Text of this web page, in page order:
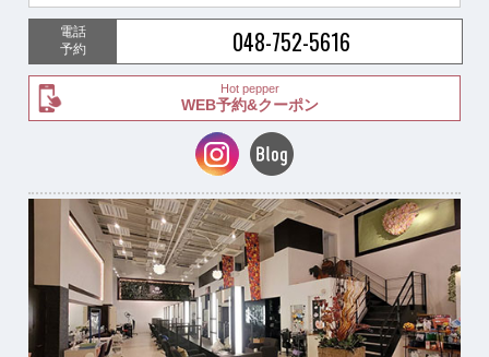
電話
予約
048-752-5616
Hot pepper
WEB予約&クーポン